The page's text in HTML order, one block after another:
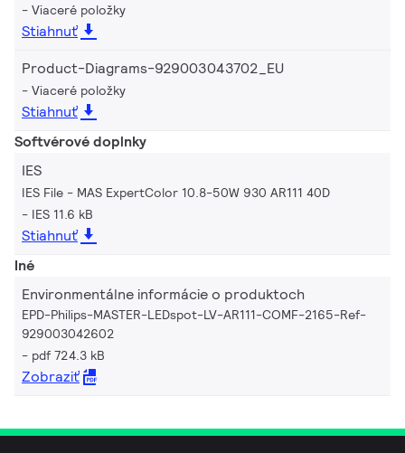
Viaceré položky
Stiahnuť
Product-Diagrams-929003043702_EU
Viaceré položky
Stiahnuť
Softvérové doplnky
IES
IES File - MAS ExpertColor 10.8-50W 930 AR111 40D
IES 11.6 kB
Stiahnuť
Iné
Environmentálne informácie o produktoch
EPD-Philips-MASTER-LEDspot-LV-AR111-COMF-2165-Ref-
929003042602
pdf 724.3 kB
Zobraziť